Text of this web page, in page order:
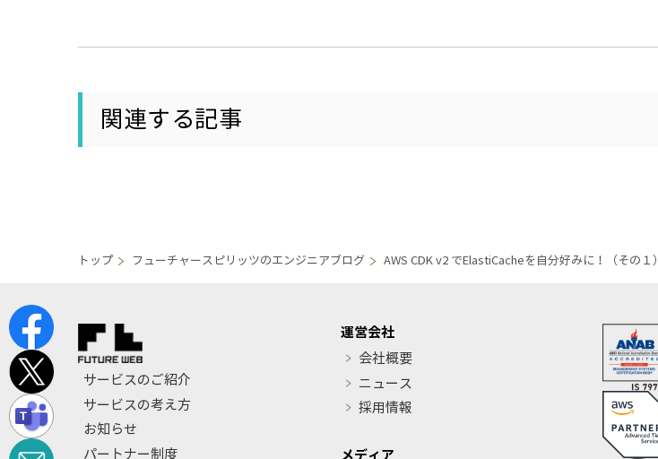
関連する記事
トップ フューチャースピリッツのエンジニアブログ AWS CDK v2 でElastiCacheを自分好みに！（その１）
サービスのご紹介
サービスの考え方
お知らせ
パートナー制度
運営会社
会社概要
ニュース
採用情報
メディア